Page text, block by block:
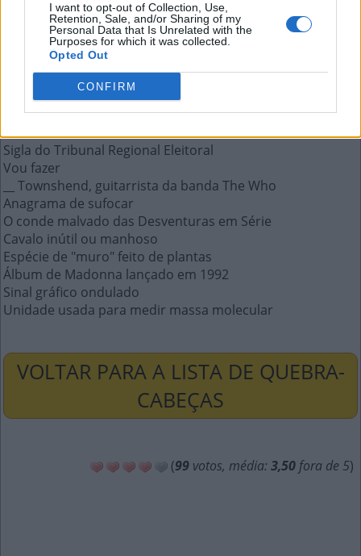
I want to opt-out of Collection, Use,
Retention, Sale, and/or Sharing of my
Personal Data that Is Unrelated with the
Purposes for which it was collected.
Opted Out
CONFIRM
Mais respostas deste quebra-cabeça:
Gíria para programar códigos
__-vindas, frase dita ao convidado querido
Empresa de aviação que se fundiu à LAN
Quantidade de mulheres em um monólogo
Fruta silvestre de cor vermelho-escura
Sigla do Tribunal Regional Eleitoral
Vou fazer
__ Townshend, guitarrista da banda The Who
Anagrama de sufocar
O conde malvado das Desventuras em Série
Cavalo inútil ou manhoso
Espécie de "muro" feito de plantas
Álbum de Madonna lançado em 1992
Sinal gráfico ondulado
Unidade usada para medir massa molecular
VOLTAR PARA A LISTA DE QUEBRA-
CABEÇAS
(99 votos, média: 3,50 fora de 5)